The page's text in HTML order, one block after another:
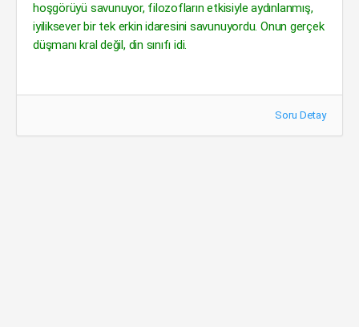
hoşgörüyü savunuyor, filozofların etkisiyle aydınlanmış,
iyiliksever bir tek erkin idaresini savunuyordu. Onun gerçek
düşmanı kral değil, din sınıfı idi.
Soru Detay